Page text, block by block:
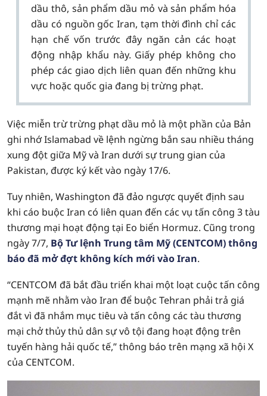
dầu thô, sản phẩm dầu mỏ và sản phẩm hóa
dầu có nguồn gốc Iran, tạm thời đình chỉ các
hạn chế vốn trước đây ngăn cản các hoạt
động nhập khẩu này. Giấy phép không cho
phép các giao dịch liên quan đến những khu
vực hoặc quốc gia đang bị trừng phạt.
Việc miễn trừ trừng phạt dầu mỏ là một phần của Bản
ghi nhớ Islamabad về lệnh ngừng bắn sau nhiều tháng
xung đột giữa Mỹ và Iran dưới sự trung gian của
Pakistan, được ký kết vào ngày 17/6.
Tuy nhiên, Washington đã đảo ngược quyết định sau
khi cáo buộc Iran có liên quan đến các vụ tấn công 3 tàu
thương mại hoạt động tại Eo biển Hormuz. Cũng trong
ngày 7/7, Bộ Tư lệnh Trung tâm Mỹ (CENTCOM) thông
báo đã mở đợt không kích mới vào Iran.
“CENTCOM đã bắt đầu triển khai một loạt cuộc tấn công
mạnh mẽ nhằm vào Iran để buộc Tehran phải trả giá
đắt vì đã nhắm mục tiêu và tấn công các tàu thương
mại chở thủy thủ dân sự vô tội đang hoạt động trên
tuyến hàng hải quốc tế,” thông báo trên mạng xã hội X
của CENTCOM.